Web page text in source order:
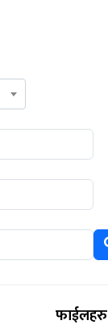
फाईलहरु